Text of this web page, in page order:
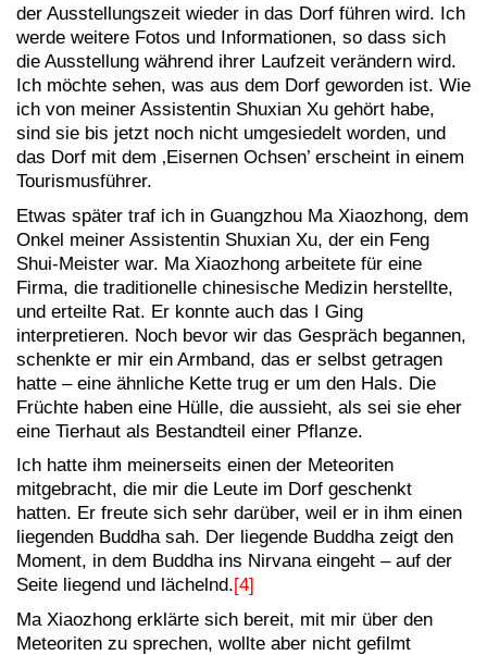
der Ausstellungszeit wieder in das Dorf führen wird. Ich
werde weitere Fotos und Informationen, so dass sich
die Ausstellung während ihrer Laufzeit verändern wird.
Ich möchte sehen, was aus dem Dorf geworden ist. Wie
ich von meiner Assistentin Shuxian Xu gehört habe,
sind sie bis jetzt noch nicht umgesiedelt worden, und
das Dorf mit dem ‚Eisernen Ochsen’ erscheint in einem
Tourismusführer.
Etwas später traf ich in Guangzhou Ma Xiaozhong, dem
Onkel meiner Assistentin Shuxian Xu, der ein Feng
Shui-Meister war. Ma Xiaozhong arbeitete für eine
Firma, die traditionelle chinesische Medizin herstellte,
und erteilte Rat. Er konnte auch das I Ging
interpretieren. Noch bevor wir das Gespräch begannen,
schenkte er mir ein Armband, das er selbst getragen
hatte – eine ähnliche Kette trug er um den Hals. Die
Früchte haben eine Hülle, die aussieht, als sei sie eher
eine Tierhaut als Bestandteil einer Pflanze.
Ich hatte ihm meinerseits einen der Meteoriten
mitgebracht, die mir die Leute im Dorf geschenkt
hatten. Er freute sich sehr darüber, weil er in ihm einen
liegenden Buddha sah. Der liegende Buddha zeigt den
Moment, in dem Buddha ins Nirvana eingeht – auf der
Seite liegend und lächelnd.[4]
Ma Xiaozhong erklärte sich bereit, mit mir über den
Meteoriten zu sprechen, wollte aber nicht gefilmt